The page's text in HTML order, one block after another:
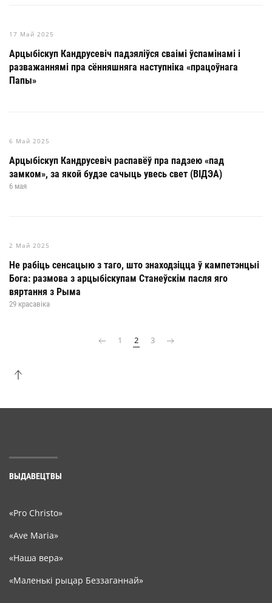
17 Май 2025
Арцыбіскуп Кандрусевіч падзяліўся сваімі ўспамінамі і
разважаннямі пра сённяшняга наступніка «працоўнага
Папы»
6 Май 2025
Арцыбіскуп Кандрусевіч распавёў пра падзею «пад
замком», за якой будзе сачыць увесь свет (ВІДЭА)
6 мая
2 Май 2025
Не рабіць сенсацыю з таго, што знаходзіцца ў кампетэнцыі
Бога: размова з арцыбіскупам Станеўскім пасля яго
вяртання з Рыма
29 красавіка
1 2 3
ВЫДАВЕЦТВЫ
«Pro Christo»
«Ave Maria»
«Наша вера»
«Маленькі рыцар Беззаганнай»